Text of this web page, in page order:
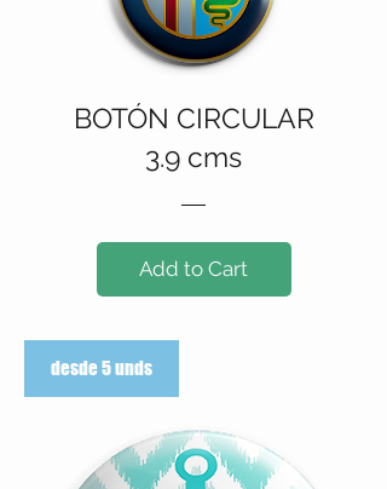
BOTÓN CIRCULAR
3.9 cms
Add to Cart
desde 5 unds